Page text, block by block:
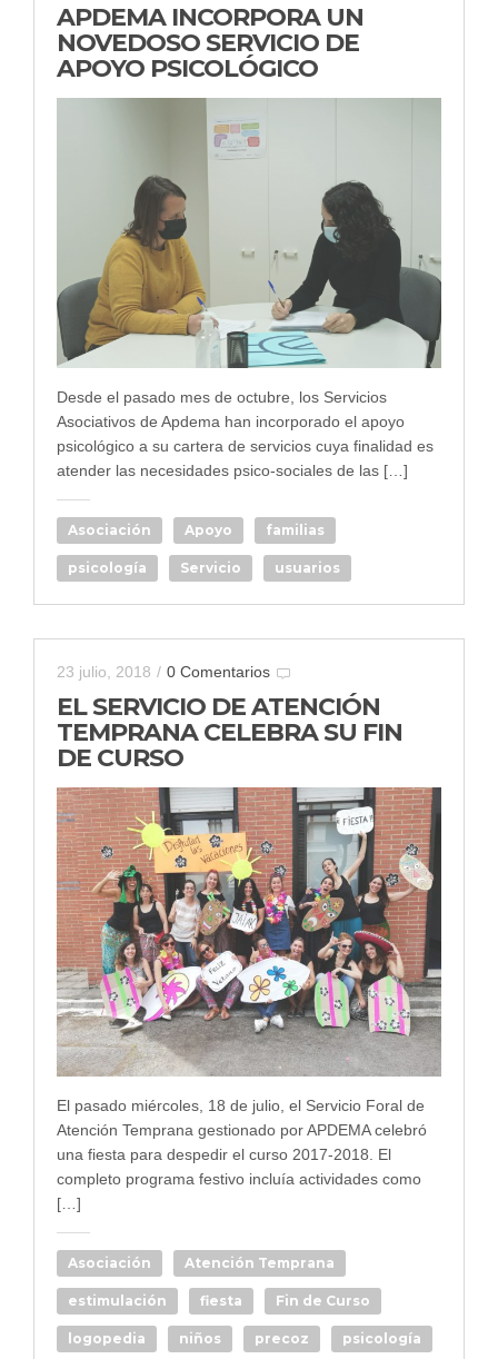
APDEMA INCORPORA UN
NOVEDOSO SERVICIO DE
APOYO PSICOLÓGICO
Desde el pasado mes de octubre, los Servicios
Asociativos de Apdema han incorporado el apoyo
psicológico a su cartera de servicios cuya finalidad es
atender las necesidades psico-sociales de las […]
Asociación Apoyo familias
psicología Servicio usuarios
23 julio, 2018 / 0 Comentarios
EL SERVICIO DE ATENCIÓN
TEMPRANA CELEBRA SU FIN
DE CURSO
El pasado miércoles, 18 de julio, el Servicio Foral de
Atención Temprana gestionado por APDEMA celebró
una fiesta para despedir el curso 2017-2018. El
completo programa festivo incluía actividades como
[…]
Asociación Atención Temprana
estimulación fiesta Fin de Curso
logopedia niños precoz psicología